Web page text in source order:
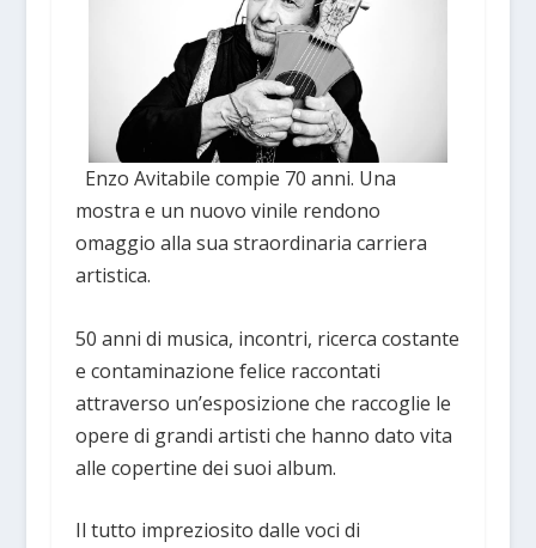
Enzo Avitabile compie 70 anni. Una
mostra e un nuovo vinile rendono
omaggio alla sua straordinaria carriera
artistica.
50 anni di musica, incontri, ricerca costante
e contaminazione felice raccontati
attraverso un’esposizione che raccoglie le
opere di grandi artisti che hanno dato vita
alle copertine dei suoi album.
Il tutto impreziosito dalle voci di